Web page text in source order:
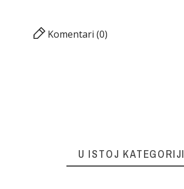
Komentari (0)
U ISTOJ KATEGORIJI